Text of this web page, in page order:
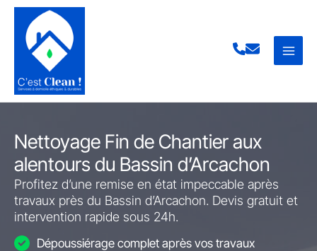
Aller
contenu
Nettoyage Fin de Chantier aux
alentours du Bassin d’Arcachon
Profitez d’une remise en état impeccable après
travaux près du Bassin d’Arcachon. Devis gratuit et
intervention rapide sous 24h.
Dépoussiérage complet après vos travaux